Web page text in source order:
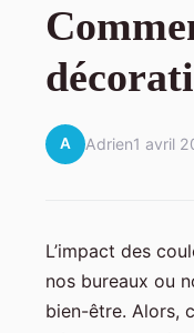
A Adrien1 avril
L’impact des
nos bureaux ou
bien-être. Alors,